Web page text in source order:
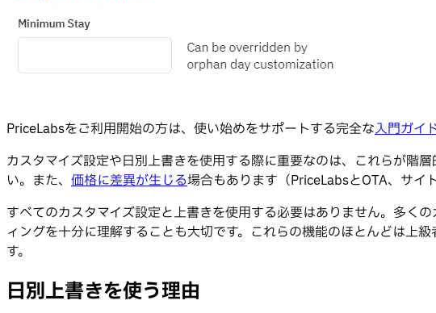
PriceLabsをご利用開始の方は、使い始めをサポートする完全な入門ガイ
カスタマイズ設定や日別上書きを使用する際に重要なのは、これらが階
い。また、 価格に差異が生じる場合もあります（PriceLabsとOTA、サイ
すべてのカスタマイズ設定と上書きを使用する必要はありません。多く
ィングを十分に理解することも大切です。これらの機能のほとんどは上
す。
日別上書きを使う理由